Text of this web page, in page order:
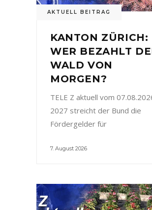
AKTUELL BEITRAG
KANTON ZÜRICH:
WER BEZAHLT
WALD VON
MORGEN?
TELE Z aktuell vom
2027 streicht der Bund die
Fördergelder für
7. August 2026